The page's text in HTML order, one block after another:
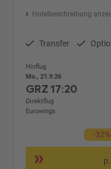
Hotelbeschreibung
Transfer
Hinflug
Mo., 21.9.26
GRZ17:20
Direktflug
Eurowings
-32%